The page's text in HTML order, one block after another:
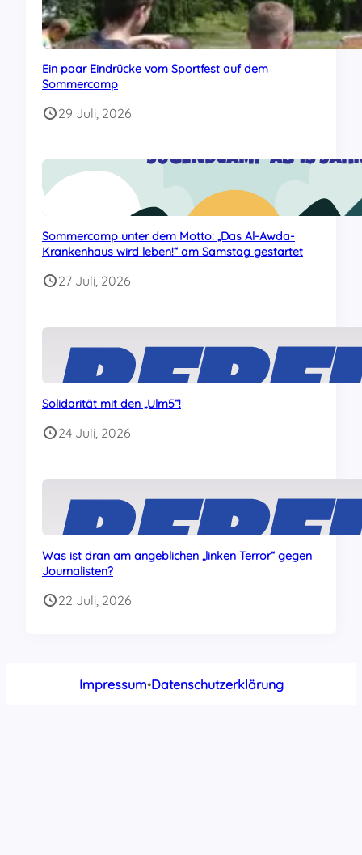
Ein paar Eindrücke vom Sportfest auf dem
Sommercamp
29 Juli, 2026
Sommercamp unter dem Motto: „Das Al-Awda-
Krankenhaus wird leben!“ am Samstag gestartet
27 Juli, 2026
Solidarität mit den „Ulm5“!
24 Juli, 2026
Was ist dran am angeblichen „linken Terror“ gegen
Journalisten?
22 Juli, 2026
Impressum•Datenschutzerklärung